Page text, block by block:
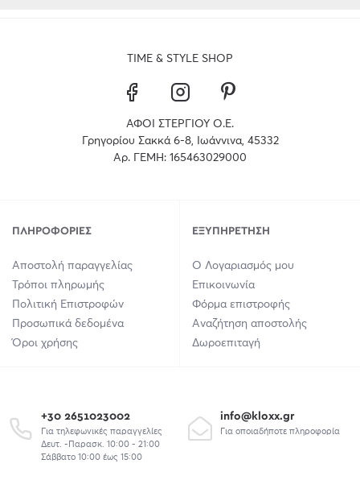
TIME & STYLE SHOP
ΑΦΟΙ ΣΤΕΡΓΙΟΥ Ο.Ε.
Γρηγορίου Σακκά 6-8, Ιωάννινα, 45332
Αρ. ΓΕΜΗ: 165463029000
ΠΛΗΡΟΦΟΡΊΕΣ
Αποστολή παραγγελίας
Τρόποι πληρωμής
Πολιτική Επιστροφών
Προσωπικά δεδομένα
Όροι χρήσης
ΕΞΥΠΗΡΈΤΗΣΗ
Ο Λογαριασμός μου
Επικοινωνία
Φόρμα επιστροφής
Αναζήτηση αποστολής
Δωροεπιταγή
+30 2651023002
Για τηλεφωνικές παραγγελίες
Δευτ. -Παρασκ. 10:00 - 21:00
Σάββατο 10:00 έως 15:00
info@kloxx.gr
Για οποιαδήποτε πληροφορία